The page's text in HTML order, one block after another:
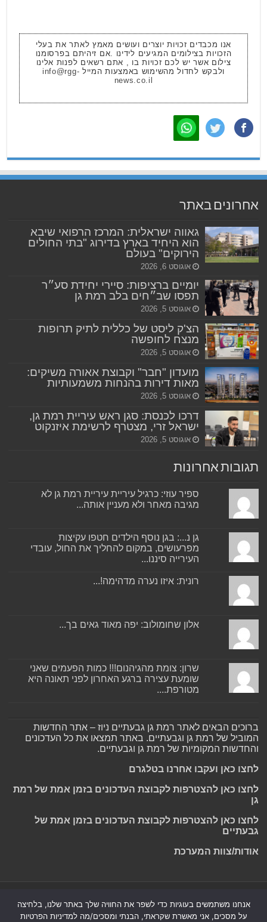
אנו מכבדים זכויות יוצרים ועושים מאמץ לאתר את בעלי
הזכויות בצילומים המגיעים לידינו .אם זיהיתם בפרסומנו
צילום אשר יש לכם זכויות בו , אתם רשאים לפנות אלינו
ולבקש לחדול מהשימוש באמצעות המייל info@rgg-
news.co.il
אחרונים באתר
גאווה ישראלית: המרכז הרפואי שיבא
הוא היחיד בארץ בדירוג "בתי החולים
הירוקים" בעולם
אוגוסט 6, 2026
יומיים ברציפות: סיירי יחידת סע״ר
תפסו שב״חים בלב רמת גן
אוגוסט 5, 2026
הצ'ק ליסט של כללית לתיק תרופות
מנצח לחופשה
אוגוסט 5, 2026
מועדון "חבר" וקבוצת אאורה משיקים:
מאות דירות בהנחות משמעותיות
אוגוסט 5, 2026
דרכו לכנסת: סגן ראש עיריית רמת גן,
ישראל זרי, מצטרף לרשימת איזנקוט
אוגוסט 5, 2026
תגובות אחרונות
ספיר עוזי: כרגיל עיריית עיריית רמת גן לא
מגיבה מאחר ולא מעניין אותה...
גן נ...: בגן נוסף הילדים חטפו עקיצות
מפרעושים, במקום להחליך את החול, עובדי
העירייה סיננו...
רונית: איזו נערה מדהימה!...
אלון שחומולוב: יפה מאוד גאים בך...
שרון: צומת מהגיהנום!!! כמות הפעמים שאני
שומעת עצירה ברגע האחרון לפני תאונה היא
מטורפת....
ברוכים הבאים לאתר רמת גן גבעתיים ניוז – אתר החדשות
המוביל של רמת גן וגבעתיים. באתר תמצאו את כל העדכונים
והחדשות המקומיות של רמת גן וגבעתיים.
לחצו כאן ועקבו אחרנו בטלגרם
לחצו כאן להצטרפות לקבוצת העדכונים בזמן אמת של רמת
גן
לחצו כאן להצטרפות לקבוצת העדכונים בזמן אמת של
גבעתיים
אודות/צוות המערכת
אנחנו משתמשים בעוגיות כדי לשפר את החוויה שלך באתר שלנו, בלחיצה
על מסכים, אני מאשרת שקראתי, הבנתי ומסכים/מה למדיניות הפרטיות